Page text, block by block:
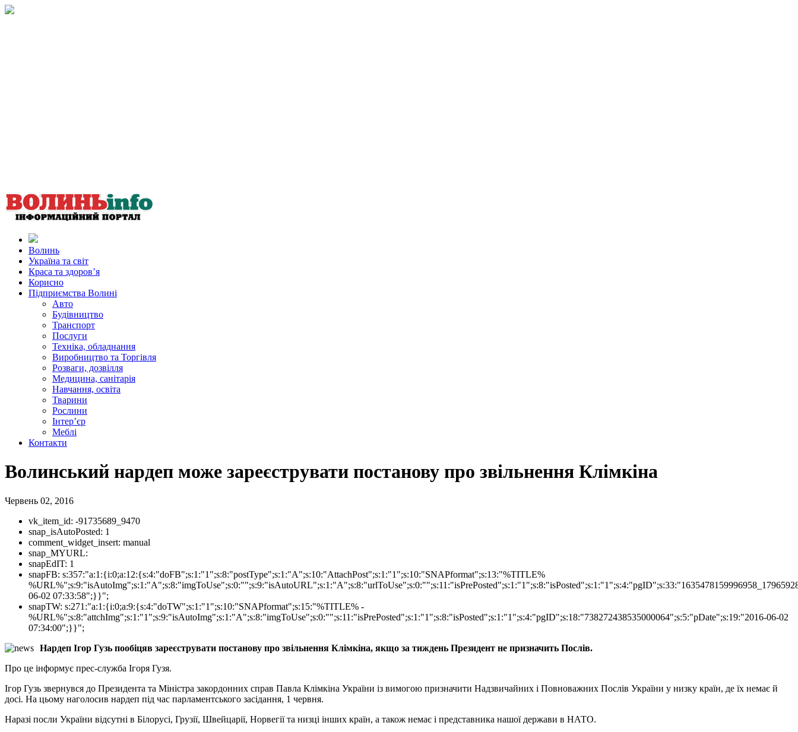
Волинь
Україна та світ
Краса та здоров’я
Корисно
Підприємства Волині
Авто
Будівництво
Транспорт
Послуги
Техніка, обладнання
Виробництво та Торгівля
Розваги, дозвілля
Медицина, санітарія
Навчання, освіта
Тварини
Рослини
Інтер’єр
Меблі
Контакти
Волинський нардеп може зареєструвати постанову про звільнення Клімкіна
Червень 02, 2016
vk_item_id: -91735689_9470
snap_isAutoPosted: 1
comment_widget_insert: manual
snap_MYURL:
snapEdIT: 1
snapFB: s:357:"a:1:{i:0;a:12:{s:4:"doFB";s:1:"1";s:8:"postType";s:1:"A";s:10:"AttachPost";s:1:"1";s:10:"SNAPformat";s:13:"%TITLE%
06-02 07:33:58";}}";
snapTW: s:271:"a:1:{i:0;a:9:{s:4:"doTW";s:1:"1";s:10:"SNAPformat";s:15:"%TITLE% -
%URL%";s:8:"attchImg";s:1:"1";s:9:"isAutoImg";s:1:"A";s:8:"imgToUse";s:0:"";s:11:"isPrePosted";s:1:"1";s:8:"isPosted";s:1:"1";s:4:"pgID";s:18:"738272438535000064";s:5:"pDate";s:19:"2016-06-02
07:34:00";}}";
Нардеп Ігор Гузь пообіцяв зареєструвати постанову про звільнення Клімкіна, якщо за тиждень Президент не призначить Послів.
Про це інформує прес-служба Ігоря Гузя.
Ігор Гузь звернувся до Президента та Міністра закордонних справ Павла Клімкіна України із вимогою призначити Надзвичайних і Повноважних Послів України у низку країн, де їх немає й
досі. На цьому наголосив нардеп під час парламентського засідання, 1 червня.
Наразі посли України відсутні в Білорусі, Грузії, Швейцарії, Норвегії та низці інших країн, а також немає і представника нашої держави в НАТО.